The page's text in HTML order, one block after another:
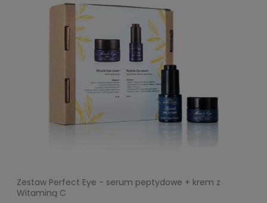
Zestaw Perfect Eye - serum peptydowe + krem z
Witaminą C